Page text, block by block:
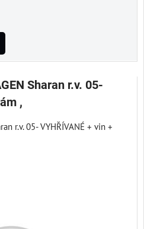
Sharan r.v. 05-
,
r.v. 05- VYHŘÍVANÉ + vin +